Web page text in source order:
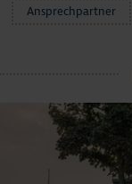
Ansprechpartner